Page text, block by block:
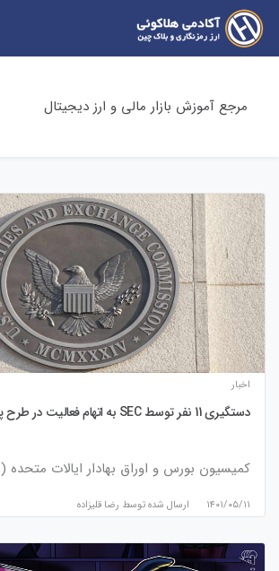
مرجع آموزش بازار مالی و ارز دیجیتال
اخبار
دستگیری 11 نفر توسط SEC به اتهام فعالیت در طرح پانزی Forsage
کمیسیون بورس و اوراق بهادار ایالات متحده (SEC)،…
۱۴۰۱/۰۵/۱۱ ارسال شده توسط رضا قلیزاده